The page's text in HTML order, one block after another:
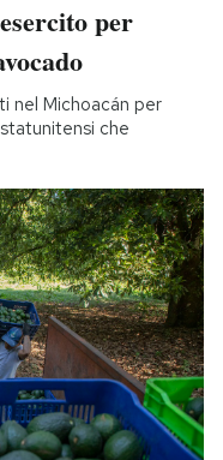
per
nel Michoacán per
che